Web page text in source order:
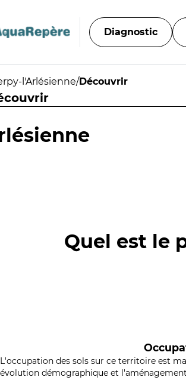
Diagnostic
l'Arlésienne/Découvrir
Quel est le
L'occupation des sols sur ce territoire est
évolution démographique et